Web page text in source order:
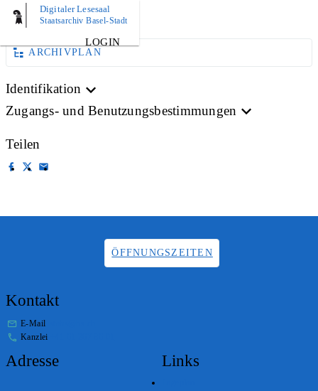
Digitaler Lesesaal
Staatsarchiv Basel-Stadt
LOGIN
AKTE
ARCHIVPLAN
Identifikation
Zugangs- und Benutzungsbestimmungen
Teilen
ÖFFNUNGSZEITEN
Kontakt
E-Mail
Kanzlei
Adresse Links